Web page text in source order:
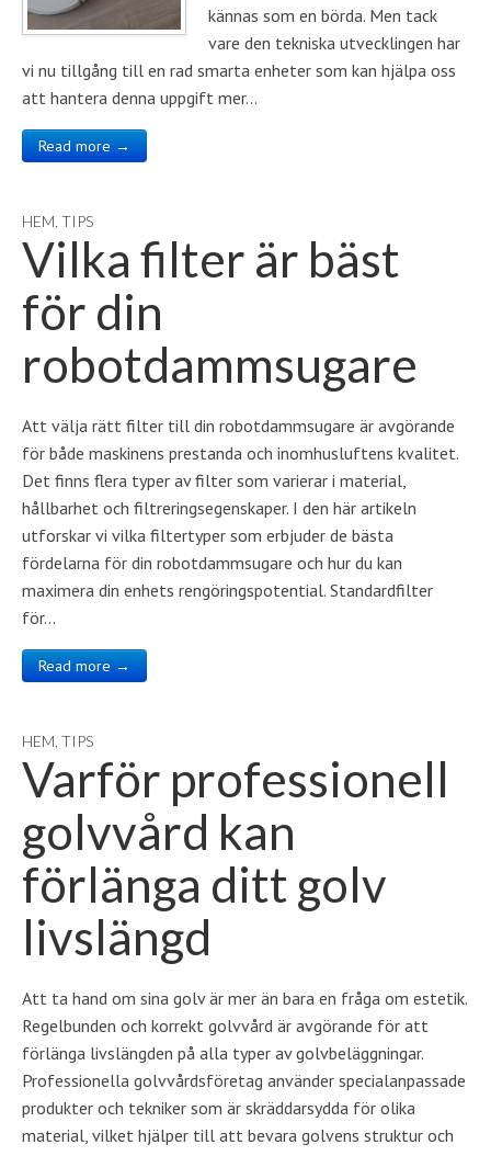
kännas som en börda. Men tack
vare den tekniska utvecklingen har
vi nu tillgång till en rad smarta enheter som kan hjälpa oss
att hantera denna uppgift mer…
Read more →
HEM TIPS
Vilka filter är bäst
för din
robotdammsugare
Att välja rätt filter till din robotdammsugare är avgörande
för både maskinens prestanda och inomhusluftens kvalitet.
Det finns flera typer av filter som varierar i material,
hållbarhet och filtreringsegenskaper. I den här artikeln
utforskar vi vilka filtertyper som erbjuder de bästa
fördelarna för din robotdammsugare och hur du kan
maximera din enhets rengöringspotential. Standardfilter
för…
Read more →
HEM TIPS
Varför professionell
golvvård kan
förlänga ditt golv
livslängd
Att ta hand om sina golv är mer än bara en fråga om estetik.
Regelbunden och korrekt golvvård är avgörande för att
förlänga livslängden på alla typer av golvbeläggningar.
Professionella golvvårdsföretag använder specialanpassade
produkter och tekniker som är skräddarsydda för olika
material, vilket hjälper till att bevara golvens struktur och